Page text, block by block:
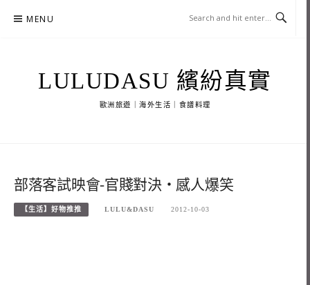
MENU
LULUDASU 繽紛真實
歐洲旅遊｜海外生活｜食譜料理
部落客試映會-官賤對決‧感人爆笑
【生活】好物推推 LULU&DASU 2012-10-03